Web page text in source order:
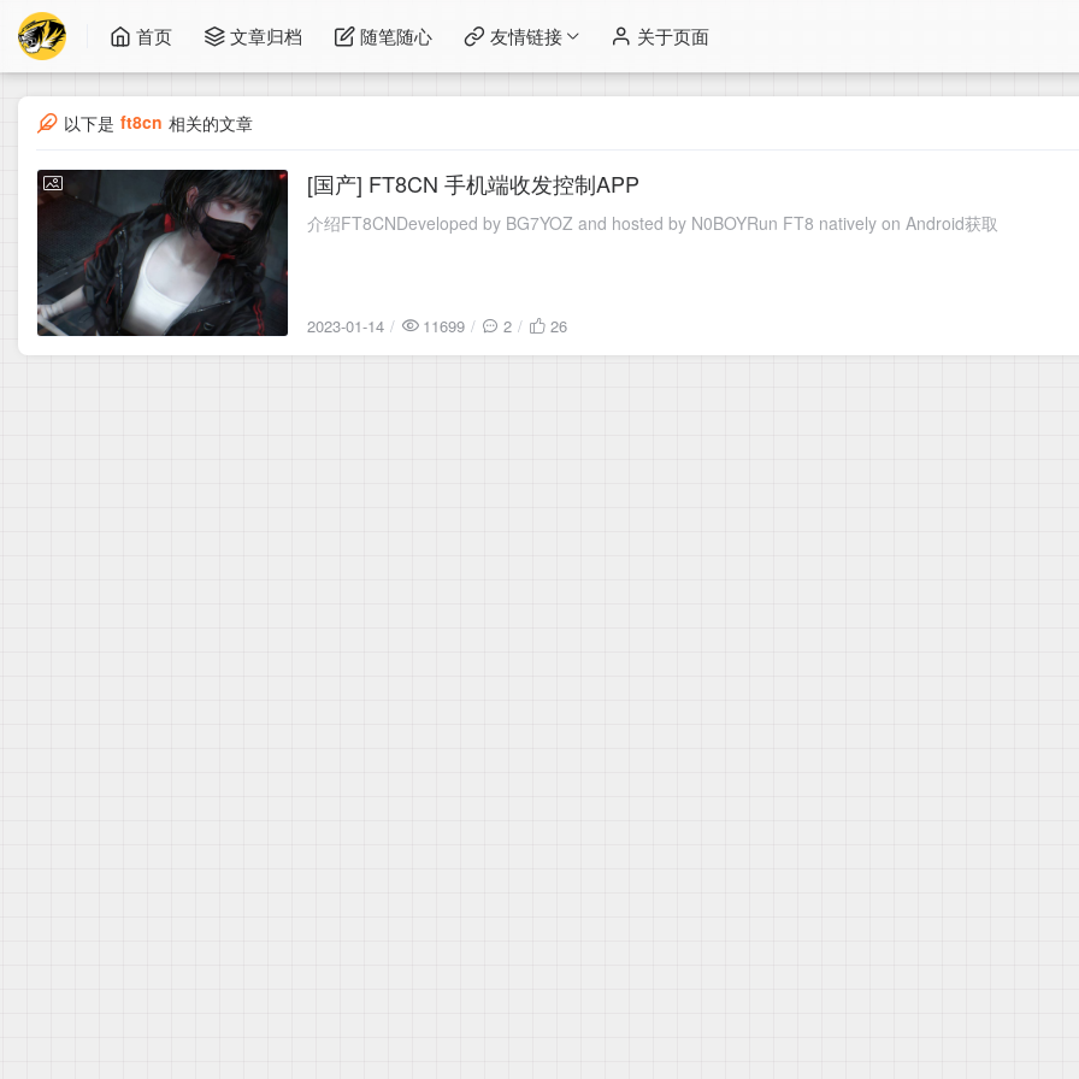
首页 文章归档 随笔随心 友情链接 关于页面
以下是 ft8cn 相关的文章
2023-01-14
[国产] FT8CN 手机端收发控制APP
介绍FT8CNDeveloped by BG7YOZ and hosted by N0BOYRun FT8 natively on Android获取
2023-01-14 11699 2 26